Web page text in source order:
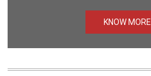
KNOW MORE